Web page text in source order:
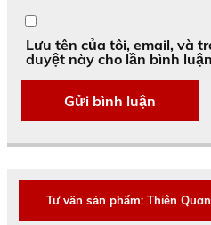
Lưu tên của tôi, email, và
duyệt này cho lần bình
Tư vấn sản phẩm: Thiên